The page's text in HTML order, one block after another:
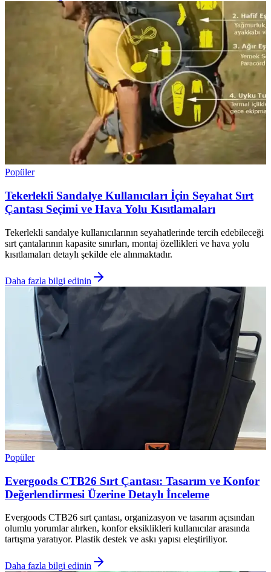
Popüler
Tekerlekli Sandalye Kullanıcıları İçin Seyahat Sırt
Çantası Seçimi ve Hava Yolu Kısıtlamaları
Tekerlekli sandalye kullanıcılarının seyahatlerinde tercih edebileceği
sırt çantalarının kapasite sınırları, montaj özellikleri ve hava yolu
kısıtlamaları detaylı şekilde ele alınmaktadır.
Daha fazla bilgi edinin
Popüler
Evergoods CTB26 Sırt Çantası: Tasarım ve Konfor
Değerlendirmesi Üzerine Detaylı İnceleme
Evergoods CTB26 sırt çantası, organizasyon ve tasarım açısından
olumlu yorumlar alırken, konfor eksiklikleri kullanıcılar arasında
tartışma yaratıyor. Plastik destek ve askı yapısı eleştiriliyor.
Daha fazla bilgi edinin